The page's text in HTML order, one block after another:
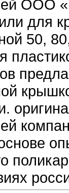
ООО
для
50,